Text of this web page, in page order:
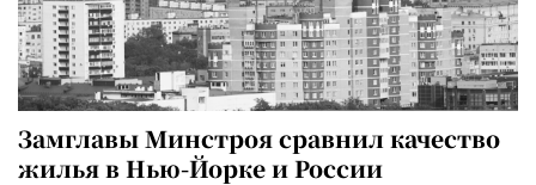
Замглавы Минстроя сравнил качество
жилья в Нью-Йорке и России